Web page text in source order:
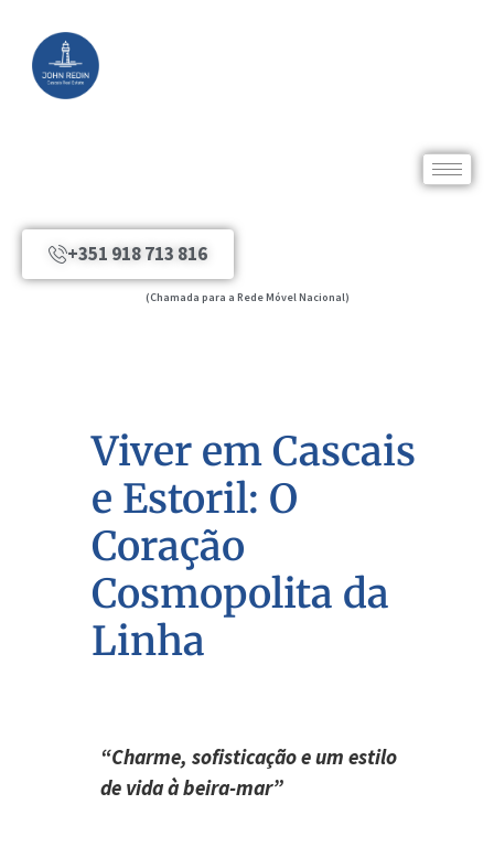
+351 918 713 816
(Chamada para a Rede Móvel Nacional)
Viver em Cascais
e Estoril: O
Coração
Cosmopolita da
Linha
“Charme, sofisticação e um estilo
de vida à beira-mar”